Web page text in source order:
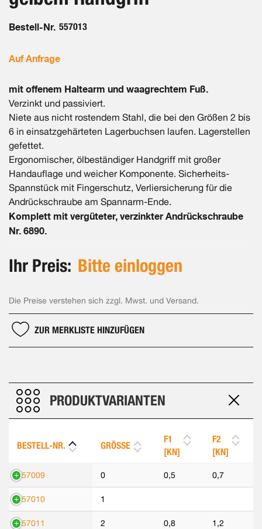
Bestell-Nr. 557013
Auf Anfrage
mit offenem Haltearm und waagrechtem Fuß.
Verzinkt und passiviert.
Niete aus nicht rostendem Stahl, die bei den Größen 2 bis
6 in einsatzgehärteten Lagerbuchsen laufen. Lagerstellen
gefettet.
Ergonomischer, ölbeständiger Handgriff mit großer
Handauflage und weicher Komponente. Sicherheits-
Spannstück mit Fingerschutz, Verliersicherung für die
Andrückschraube am Spannarm-Ende.
Komplett mit vergüteter, verzinkter Andrückschraube
Nr. 6890.
Ihr Preis: Bitte einloggen
Die Preise verstehen sich zzgl. Mwst. und Versand.
ZUR MERKLISTE HINZUFÜGEN
PRODUKTVARIANTEN
BESTELL-NR. GRÖSSE
F1
[KN]
F2
[KN]
557009 0 0,5 0,7
557010 1
557011 2 0,8 1,2